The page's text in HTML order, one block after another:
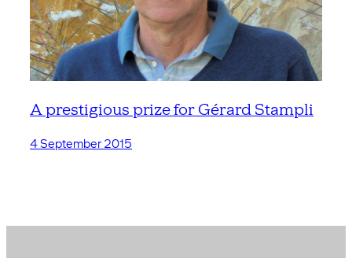
A prestigious prize for Gérard Stampli
4 September 2015